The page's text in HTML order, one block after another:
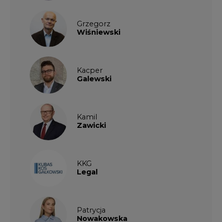
Grzegorz
Wiśniewski
Kacper
Galewski
Kamil
Zawicki
KKG
Legal
Patrycja
Nowakowska